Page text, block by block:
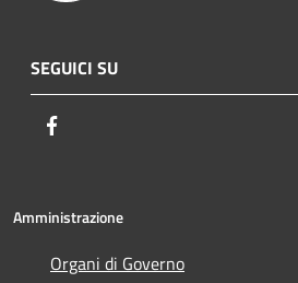
SEGUICI SU
Amministrazione
Organi di Governo